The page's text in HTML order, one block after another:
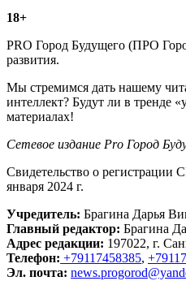
18+
PRO Город Будущего (ПРО
развития.
Мы стремимся дать нашему
интеллект? Будут ли в тренде
материалах!
Сетевое издание Рrо Город
Свидетельство о
января 2024 г.
Учредитель: Брагина Дарья
Главный редактор: Брагина
Адрес редакции: 197022, г.
Телефон: +79117458385,
Эл. почта: